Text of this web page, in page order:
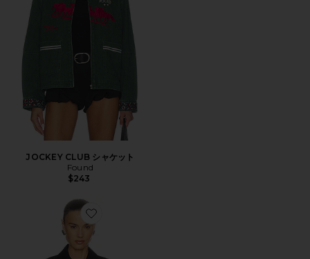
JOCKEY CLUB シャケット
Found
$243
Favorite LYZA ジャケット